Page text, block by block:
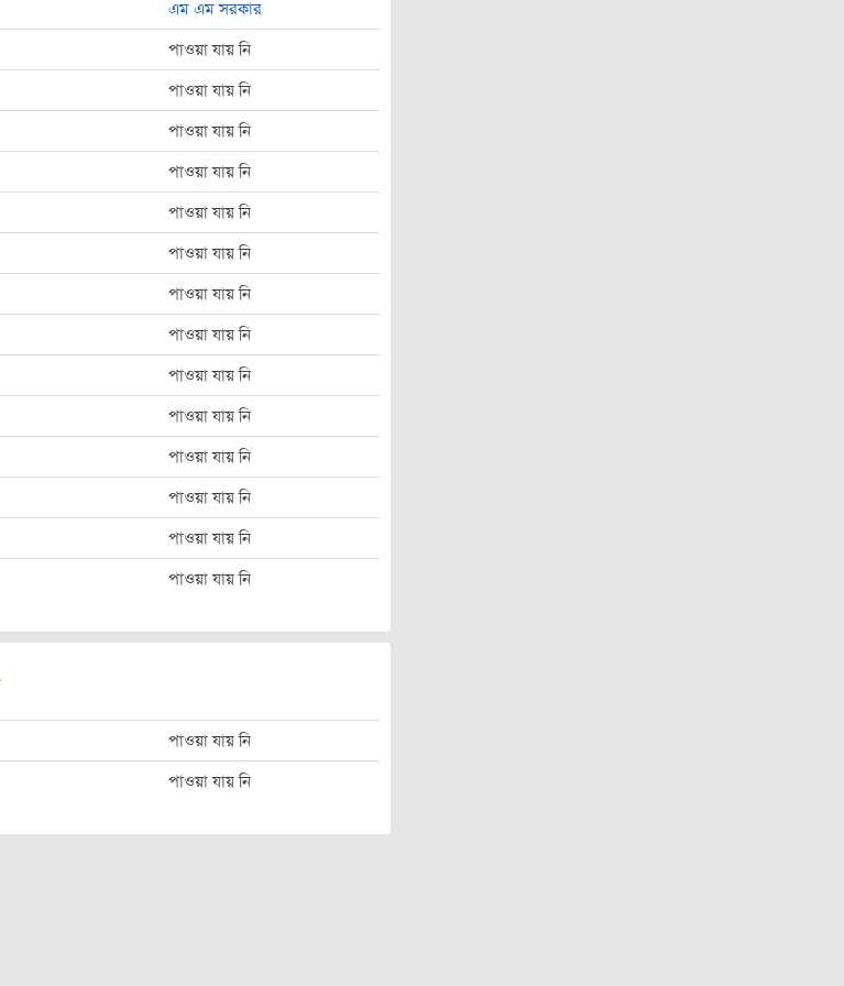
এম এম সরকার
পাওয়া যায় নি
পাওয়া যায় নি
পাওয়া যায় নি
পাওয়া যায় নি
পাওয়া যায় নি
পাওয়া যায় নি
পাওয়া যায় নি
পাওয়া যায় নি
পাওয়া যায় নি
পাওয়া যায় নি
পাওয়া যায় নি
পাওয়া যায় নি
পাওয়া যায় নি
পাওয়া যায় নি
পাওয়া যায় নি
পাওয়া যায় নি